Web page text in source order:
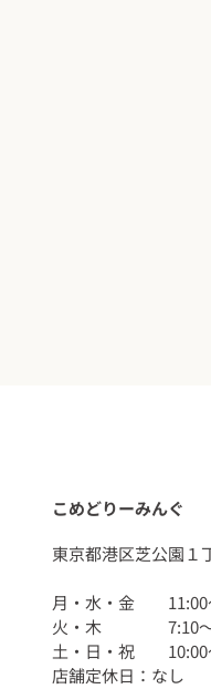
こめどりーみんぐ
東京都港区芝公園１
月・水・金 11:00
火・木 7:10〜
土・日・祝 10:00
店舗定休日：なし